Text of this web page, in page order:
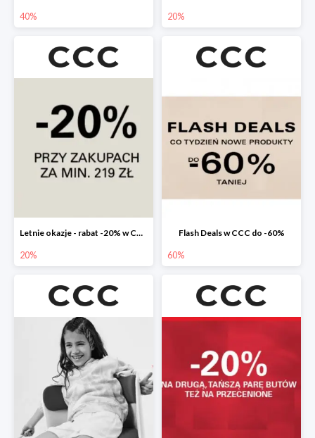
40% 20%
Letnie okazje - rabat -20% w CCC
20%
Flash Deals w CCC do -60%
60%